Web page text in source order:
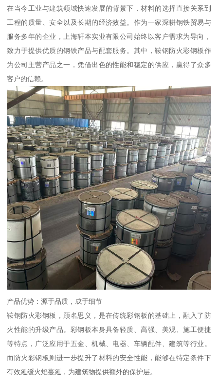
在当今工业与建筑领域快速发展的背景下，材料的选择直接关系到
工程的质量、安全以及长期的经济效益。作为一家深耕钢铁贸易与
服务多年的企业，上海轩本实业有限公司始终以客户需求为导向，
致力于提供优质的钢铁产品与配套服务。其中，鞍钢防火彩钢板作
为公司主营产品之一，凭借出色的性能和稳定的供应，赢得了众多
客户的信赖。
产品优势：源于品质，成于细节
鞍钢防火彩钢板，顾名思义，是在传统彩钢板的基础上，融入了防
火性能的升级产品。彩钢板本身具备轻质、高强、美观、施工便捷
等特点，广泛应用于五金、机械、电器、车辆配件、建筑等行业。
而防火彩钢板则进一步提升了材料的安全性能，能够在特定条件下
有效延缓火焰蔓延，为建筑物提供额外的保护层。